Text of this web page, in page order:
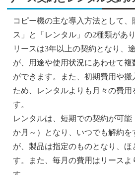
コピー機の主な導入方法として
ス」と「レンタル」の2種類があり
リースは3年以上の契約となり、
が、用途や使用状況にあわせて複
ができます。また、初期費用や
ため、レンタルよりも月々の費用
す。
レンタルは、短期での契約が可
か月～）となり、いつでも解約を
が、製品は指定のものとなり、
す。また、毎月の費用はリースよ